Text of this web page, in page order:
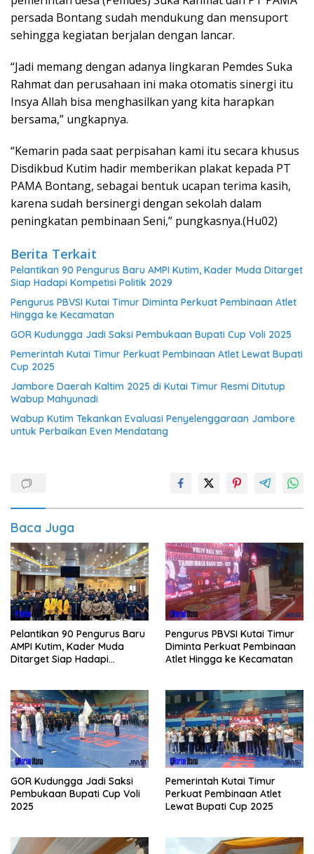
persada Bontang sudah mendukung dan mensuport
sehingga kegiatan berjalan dengan lancar.
“Jadi memang dengan adanya lingkaran Pemdes Suka
Rahmat dan perusahaan ini maka otomatis sinergi itu
Insya Allah bisa menghasilkan yang kita harapkan
bersama,” ungkapnya.
“Kemarin pada saat perpisahan kami itu secara khusus
Disdikbud Kutim hadir memberikan plakat kepada PT
PAMA Bontang, sebagai bentuk ucapan terima kasih,
karena sudah bersinergi dengan sekolah dalam
peningkatan pembinaan Seni,” pungkasnya.(Hu02)
Berita Terkait
Pelantikan 90 Pengurus Baru AMPI Kutim, Kader Muda Ditarget
Siap Hadapi Kompetisi Politik 2029
Pengurus PBVSI Kutai Timur Diminta Perkuat Pembinaan Atlet
Hingga ke Kecamatan
GOR Kudungga Jadi Saksi Pembukaan Bupati Cup Voli 2025
Pemerintah Kutai Timur Perkuat Pembinaan Atlet Lewat Bupati
Cup 2025
Jambore Daerah Kaltim 2025 di Kutai Timur Resmi Ditutup
Wabup Mahyunadi
Wabup Kutim Tekankan Evaluasi Penyelenggaraan Jambore
untuk Perbaikan Even Mendatang
Baca Juga
Pelantikan 90 Pengurus Baru
AMPI Kutim, Kader Muda
Ditarget Siap Hadapi
Pengurus PBVSI Kutai Timur
Diminta Perkuat Pembinaan
Atlet Hingga ke Kecamatan
GOR Kudungga Jadi Saksi
Pembukaan Bupati Cup Voli
2025
Pemerintah Kutai Timur
Perkuat Pembinaan Atlet
Lewat Bupati Cup 2025